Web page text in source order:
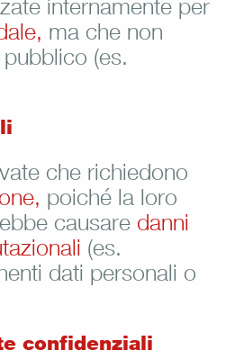
internamente per
ma che non
(es.
che richiedono
poiché la loro
causare danni
(es.
dati personali o
confidenziali